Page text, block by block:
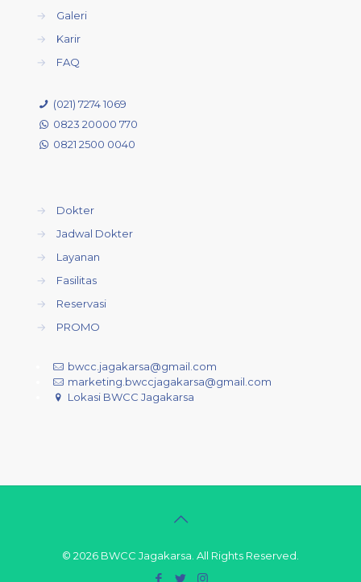
→
Galeri
→
Karir
→
FAQ
(021) 7274 1069
0823 20000 770
0821 2500 0040
→
Dokter
→
Jadwal Dokter
→
Layanan
→
Fasilitas
→
Reservasi
→
PROMO
bwcc.jagakarsa@gmail.com
marketing.bwccjagakarsa@gmail.com
Lokasi BWCC Jagakarsa
© 2026 BWCC Jagakarsa. All Rights Reserved.